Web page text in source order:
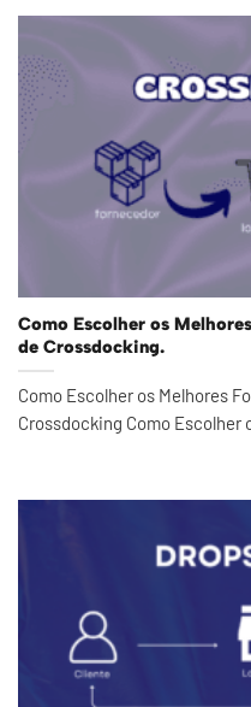
Como Escolher os
de Crossdocking.
Como Escolher os Melhores
Crossdocking Como Escolher